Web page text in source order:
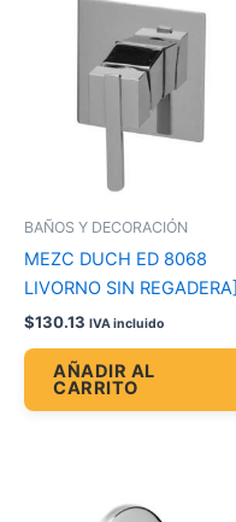
BAÑOS Y DECORACIÓN
MEZC DUCH ED 8068
LIVORNO SIN REGADERA]
$130.13 IVA incluido
AÑADIR AL
CARRITO